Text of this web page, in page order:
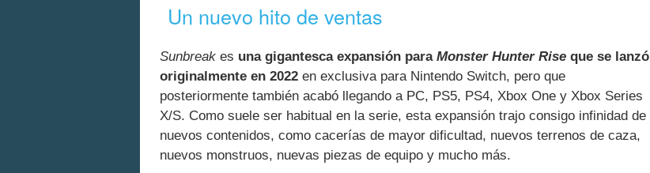
Un nuevo hito de ventas
Sunbreak es una gigantesca expansión para Monster Hunter Rise que se lanzó
originalmente en 2022 en exclusiva para Nintendo Switch, pero que
posteriormente también acabó llegando a PC, PS5, PS4, Xbox One y Xbox Series
X/S. Como suele ser habitual en la serie, esta expansión trajo consigo infinidad de
nuevos contenidos, como cacerías de mayor dificultad, nuevos terrenos de caza,
nuevos monstruos, nuevas piezas de equipo y mucho más.